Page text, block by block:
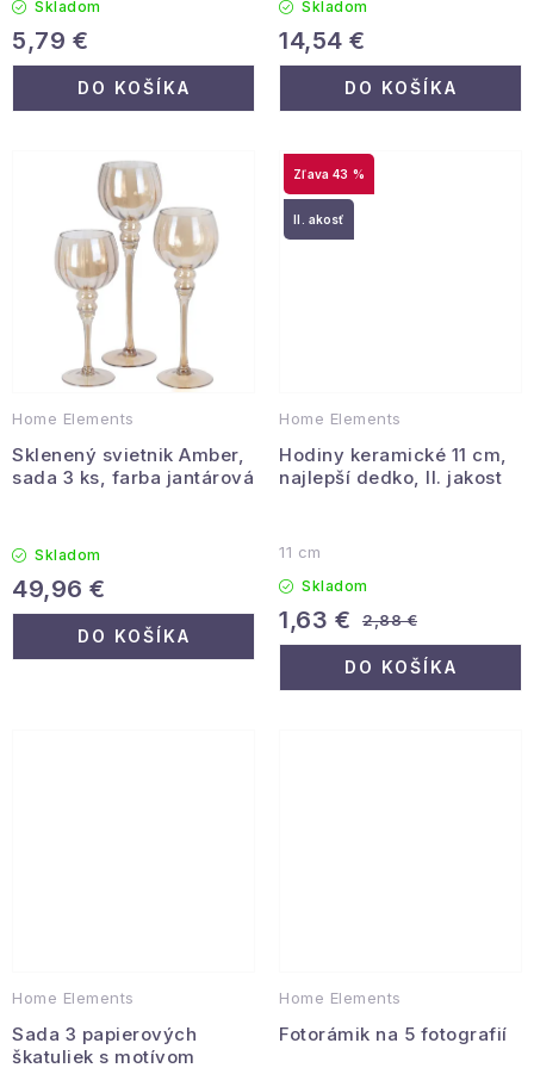
Podmienky ochrany osobných údajov
Reklamácia a vrátenie
Obchodné podmienky
Info o nákupe
Rady a tipy Kontakty O nás
Skladom
5,79 €
DO KOŠÍKA
Skladom
14,54 €
DO KOŠÍKA
Home Elements
Sklenený svietnik Amber,
sada 3 ks, farba jantárová
Skladom
49,96 €
DO KOŠÍKA
Home Elements
Hodiny keramické 11 cm,
najlepší dedko, II. jakost
43 %
II. akosť
11 cm
Skladom
1,63 € 2,88 €
DO KOŠÍKA
Home Elements
Sada 3 papierových
škatuliek s motívom
Home Elements
Fotorámik na 5 fotografií